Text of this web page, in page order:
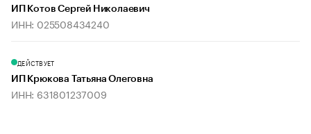
ИП Котов Сергей Николаевич
ИНН: 025508434240
ДЕЙСТВУЕТ
ИП Крюкова Татьяна Олеговна
ИНН: 631801237009